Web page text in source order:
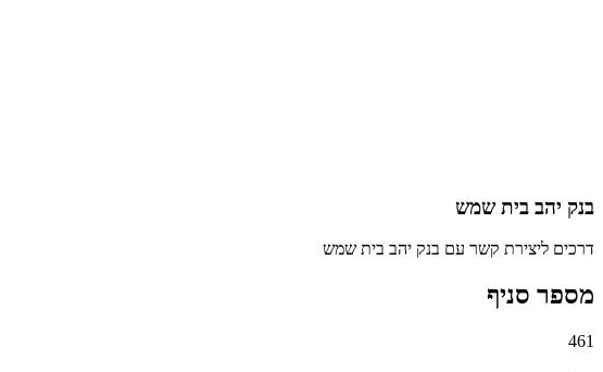
בנק יהב בית שמש
דרכים ליצירת קשר עם בנק יהב בית שמש
מספר סניף
461